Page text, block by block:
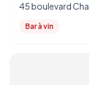
45 boulevard
Bar à vin